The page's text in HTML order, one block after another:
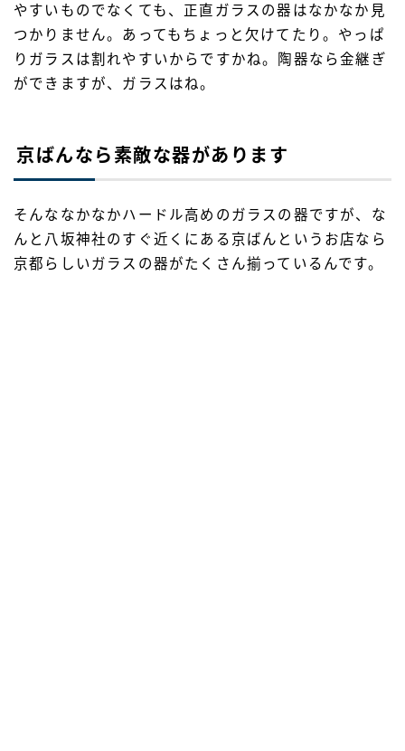
やすいものでなくても、正直ガラスの器はなかなか見
つかりません。あってもちょっと欠けてたり。やっぱ
りガラスは割れやすいからですかね。陶器なら金継ぎ
ができますが、ガラスはね。
京ばんなら素敵な器があります
そんななかなかハードル高めのガラスの器ですが、な
んと八坂神社のすぐ近くにある京ばんというお店なら
京都らしいガラスの器がたくさん揃っているんです。